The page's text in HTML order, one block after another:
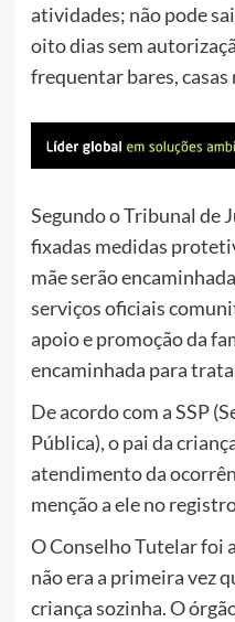
atividades; não pode
oito dias sem
frequentar bares, casas
Segundo o Tribunal de
fixadas medidas
mãe serão
serviços oficiais
apoio e promoção da
encaminhada para
De acordo com a SSP
Pública), o pai da
atendimento da
menção a ele no
O Conselho Tutelar foi
não era a primeira vez
criança sozinha. O